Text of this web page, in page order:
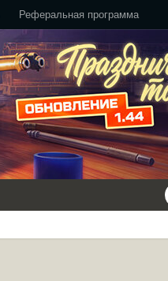
Реферальная программа